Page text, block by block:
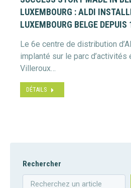
LUXEMBOURG : ALDI
LUXEMBOURG BELGE DEPUIS
Le 6e centre de distribution
implanté sur le parc d’activités
Villeroux…
DÉTAILS
Rechercher